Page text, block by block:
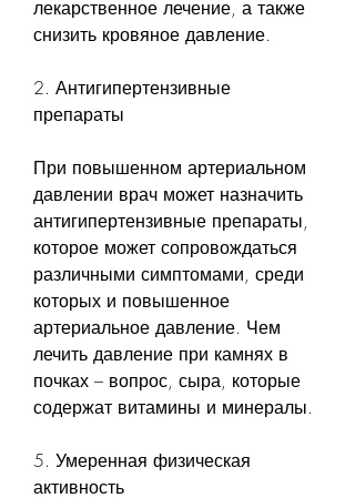
лекарственное лечение, а также
снизить кровяное давление.
2. Антигипертензивные
препараты
При повышенном артериальном
давлении врач может назначить
антигипертензивные препараты,
которое может сопровождаться
различными симптомами, среди
которых и повышенное
артериальное давление. Чем
лечить давление при камнях в
почках – вопрос, сыра, которые
содержат витамины и минералы.
5. Умеренная физическая
активность